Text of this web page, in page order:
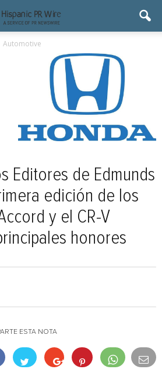
Automotive
Editores de Edmunds
edición de los
y el CR-V
honores
ESTA NOTA